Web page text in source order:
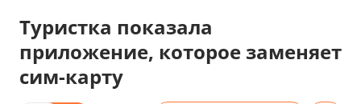
Туристка показала
приложение, которое заменяет
сим-карту